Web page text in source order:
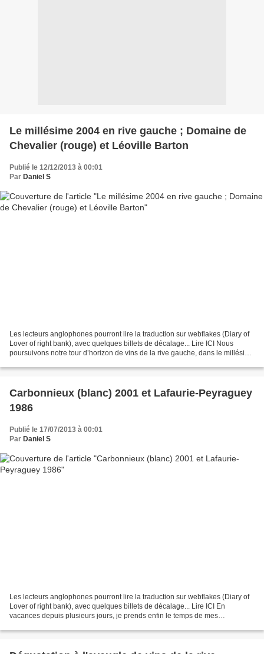
Le millésime 2004 en rive gauche ; Domaine de
Chevalier (rouge) et Léoville Barton
Publié le 12/12/2013 à 00:01
Par Daniel S
Les lecteurs anglophones pourront lire la traduction sur webflakes (Diary of
Lover of right bank), avec quelques billets de décalage... Lire ICI Nous
poursuivons notre tour d’horizon de vins de la rive gauche, dans le millésime
Carbonnieux (blanc) 2001 et Lafaurie-Peyraguey
1986
Publié le 17/07/2013 à 00:01
Par Daniel S
Les lecteurs anglophones pourront lire la traduction sur webflakes (Diary of
Lover of right bank), avec quelques billets de décalage... Lire ICI En
vacances depuis plusieurs jours, je prends enfin le temps de mes